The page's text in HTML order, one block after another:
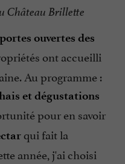
Château Brillette
ouvertes des
ont accueilli
Au programme :
et dégustations
pour en savoir
qui fait la
année, j'ai choisi